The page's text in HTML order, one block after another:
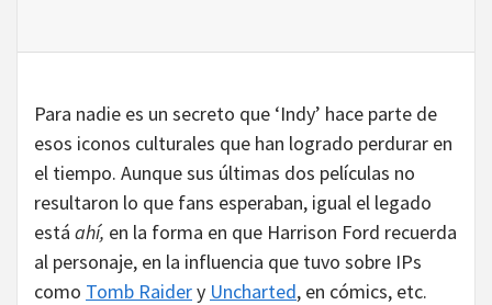
Para nadie es un secreto que ‘Indy’ hace parte de
esos iconos culturales que han logrado perdurar en
el tiempo. Aunque sus últimas dos películas no
resultaron lo que fans esperaban, igual el legado
está ahí, en la forma en que Harrison Ford recuerda
al personaje, en la influencia que tuvo sobre IPs
como Tomb Raidery Uncharted, en cómics, etc.